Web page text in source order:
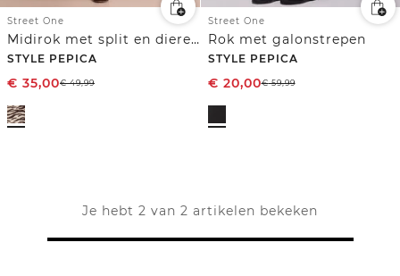
Street One
Midirok met split en dierenprint
STYLE PEPICA
€ 35,00€49,99
Street One
Rok met galonstrepen
STYLE PEPICA
€ 20,00€59,99
Je hebt 2 van 2 artikelen bekeken